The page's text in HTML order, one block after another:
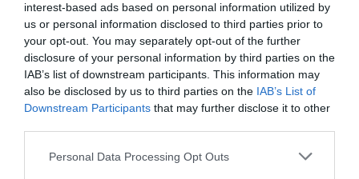
interest-based ads based on personal information utilized by
us or personal information disclosed to third parties prior to
your opt-out. You may separately opt-out of the further
disclosure of your personal information by third parties on the
IAB’s list of downstream participants. This information may
also be disclosed by us to third parties on the IAB’s List of
Downstream Participants that may further disclose it to other
Please note that this website/app uses one or more Google
Personal Data Processing Opt Outs
ΣΧΟΛΙΑ